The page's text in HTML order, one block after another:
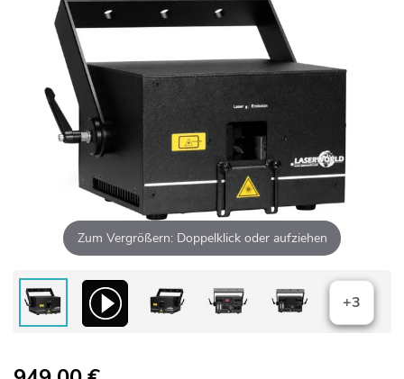
Zum Vergrößern: Doppelklick oder aufziehen
+3